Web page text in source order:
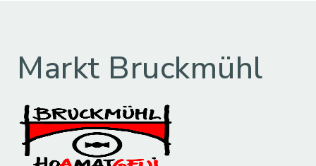
Markt Bruckmühl